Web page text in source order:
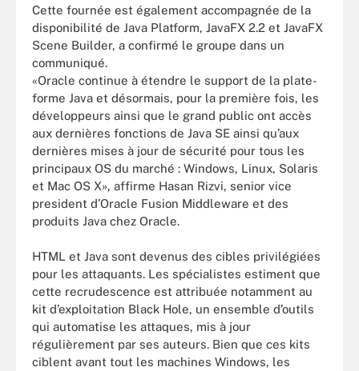
Cette fournée est également accompagnée de la
disponibilité de Java Platform, JavaFX 2.2 et JavaFX
Scene Builder, a confirmé le groupe dans un
communiqué.
«Oracle continue à étendre le support de la plate-
forme Java et désormais, pour la première fois, les
développeurs ainsi que le grand public ont accès
aux dernières fonctions de Java SE ainsi qu’aux
dernières mises à jour de sécurité pour tous les
principaux OS du marché : Windows, Linux, Solaris
et Mac OS X», affirme Hasan Rizvi, senior vice
president d’Oracle Fusion Middleware et des
produits Java chez Oracle.
HTML et Java sont devenus des cibles privilégiées
pour les attaquants. Les spécialistes estiment que
cette recrudescence est attribuée notamment au
kit d’exploitation Black Hole, un ensemble d’outils
qui automatise les attaques, mis à jour
régulièrement par ses auteurs. Bien que ces kits
ciblent avant tout les machines Windows, les